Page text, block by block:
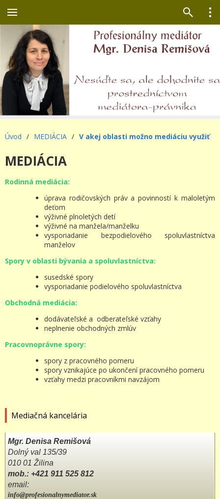
Mediačná kancelária
Mgr. Denisa Remišová
Dolný val 135/39
010 01 Žilina
mob.: +421 911 525 812
email:
info@profesionalnymediator.sk
Úvod / MEDIÁCIA / V akej oblasti možno mediáciu využiť
MEDIÁCIA
Rodinná mediácia:
úprava rodičovských práv a povinností k maloletým
deťom
výživné plnoletých detí
výživné na manžela/manželku
vysporiadanie bezpodielového spoluvlastníctva
manželov
Spory v oblasti bývania a spoluvlastníctva:
susedské spory
vysporiadanie podielového spoluvlastníctva
Obchodná mediácia:
dodávateľské a odberateľské vzťahy
neplnenie obchodných zmlúv
Pracovnoprávne spory:
spory z pracovného pomeru
spory vznikajúce po ukončení pracovného pomeru
vzťahy medzi pracovníkmi navzájom